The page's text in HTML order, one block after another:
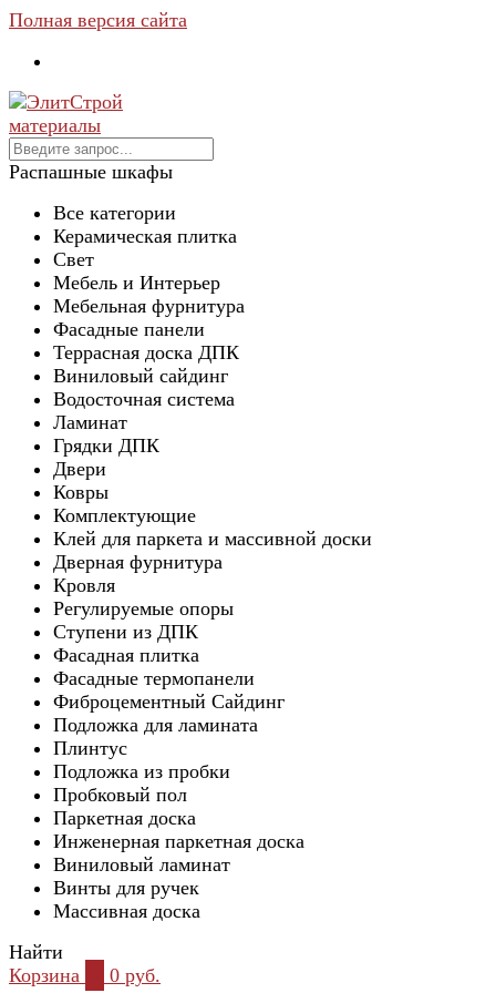
Полная версия сайта
Распашные шкафы
Все категории
Керамическая плитка
Свет
Мебель и Интерьер
Мебельная фурнитура
Фасадные панели
Террасная доска ДПК
Виниловый сайдинг
Водосточная система
Ламинат
Грядки ДПК
Двери
Ковры
Комплектующие
Клей для паркета и массивной доски
Дверная фурнитура
Кровля
Регулируемые опоры
Ступени из ДПК
Фасадная плитка
Фасадные термопанели
Фиброцементный Сайдинг
Подложка для ламината
Плинтус
Подложка из пробки
Пробковый пол
Паркетная доска
Инженерная паркетная доска
Виниловый ламинат
Винты для ручек
Массивная доска
Найти
Корзина
0 руб.